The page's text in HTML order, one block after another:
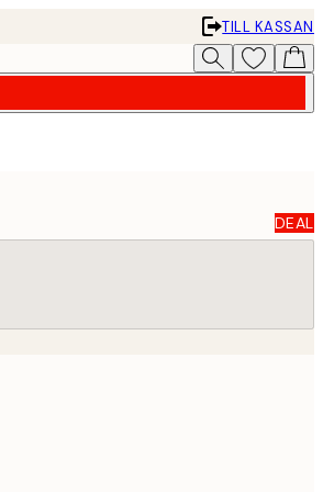
TILL KASSAN
DEAL